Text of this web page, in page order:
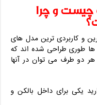
چیست و چرا
و کاربردی ‌ترین مدل ‌های
‌ها طوری طراحی شده ‌اند که
دو طرف می ‌توان در آنها
یکی برای داخل بالکن و